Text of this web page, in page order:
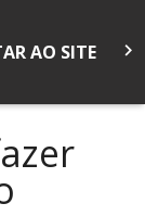
AO SITE keyboard_arrow_right